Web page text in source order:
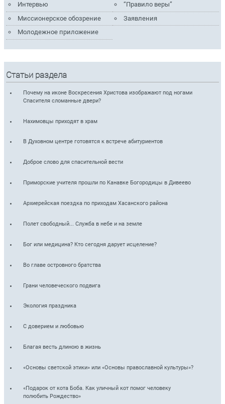
Интервью
“Правило веры”
Миссионерское обозрение
Заявления
Молодежное приложение
Статьи раздела
Почему на иконе Воскресения Христова изображают под ногами
Спасителя сломанные двери?
Нахимовцы приходят в храм
В Духовном центре готовятся к встрече абитуриентов
Доброе слово для спасительной вести
Приморские учителя прошли по Канавке Богородицы в Дивеево
Архиерейская поездка по приходам Хасанского района
Полет свободный... Служба в небе и на земле
Бог или медицина? Кто сегодня дарует исцеление?
Во главе островного братства
Грани человеческого подвига
Экология праздника
С доверием и любовью
Благая весть длиною в жизнь
«Основы светской этики» или «Основы православной культуры»?
«Подарок от кота Боба. Как уличный кот помог человеку
полюбить Рождество»